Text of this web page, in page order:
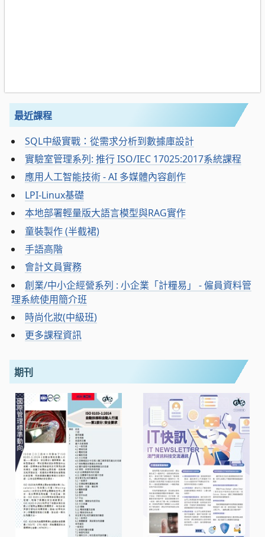
最近課程
SQL中級實戰：從需求分析到數據庫設計
實驗室管理系列: 推行 ISO/IEC 17025:2017系統課程
應用人工智能技術 - AI 多媒體內容創作
LPI-Linux基礎
本地部署輕量版大語言模型與RAG實作
童裝製作 (半截裙)
手語高階
會計文員實務
創業/中小企經營系列 : 小企業「計糧易」 - 僱員資料管
理系統使用簡介班
時尚化妝(中級班)
更多課程資訊
期刊